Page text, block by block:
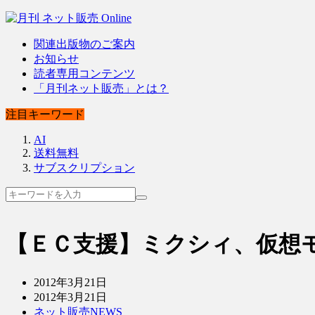
関連出版物のご案内
お知らせ
読者専用コンテンツ
「月刊ネット販売」とは？
注目キーワード
AI
送料無料
サブスクリプション
【ＥＣ支援】ミクシィ、仮想
2012年3月21日
2012年3月21日
ネット販売NEWS